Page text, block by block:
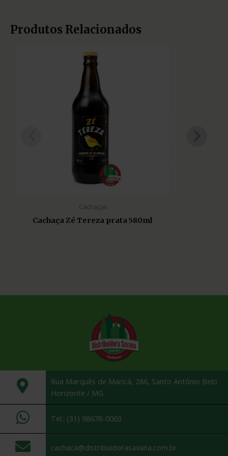
Produtos Relacionados
Cachaças
Cachaça Zé Tereza prata 580ml
Rua Marquês de Maricá, 286, Santo Antônio Belo
Horizonte / MG
Tel.: (31) 98678-0063
cachaca@distribuidorasavana.com.br